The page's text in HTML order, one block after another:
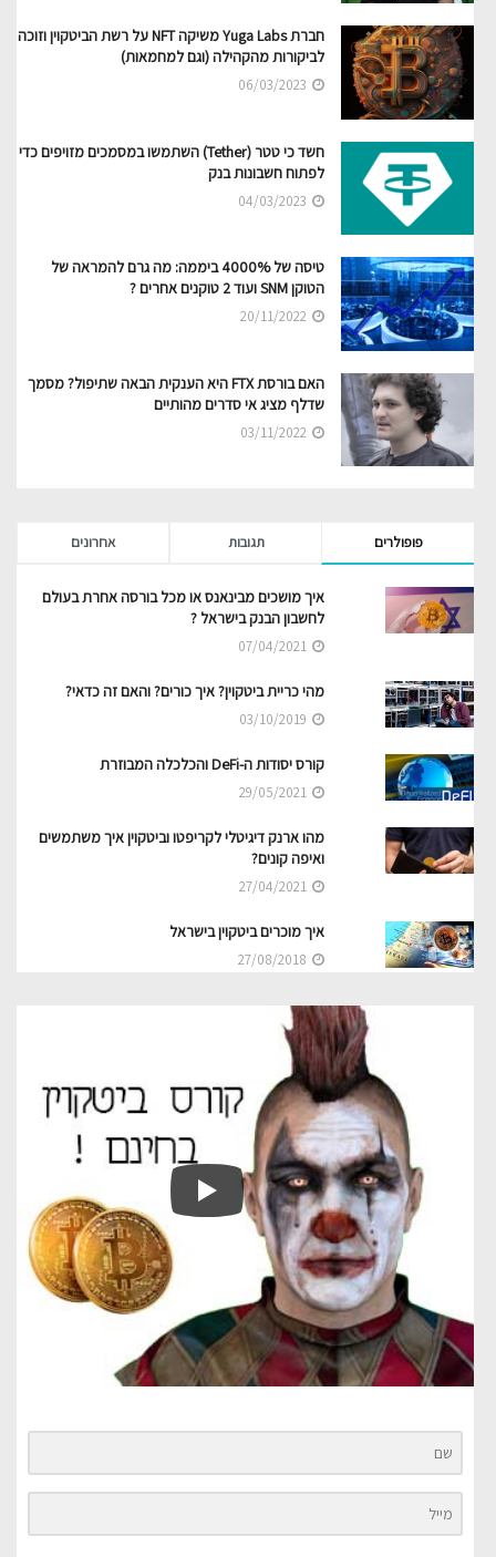
חברת Yuga Labs משיקה NFT על רשת הביטקוין וזוכה
לביקורות מהקהילה (וגם למחמאות)
חשד כי טטר (Tether) השתמשו במסמכים מזויפים כדי
לפתוח חשבונות בנק
טיסה של 4000% ביממה: מה גרם להמראה של
הטוקן SNM ועוד 2 טוקנים אחרים ?
האם בורסת FTX היא הענקית הבאה שתיפול? מסמך
שדלף מציג אי סדרים מהותיים
פופולרים תגובות אחרונים
איך מושכים מבינאנס או מכל בורסה אחרת בעולם
לחשבון הבנק בישראל ?
מהי כריית ביטקוין? איך כורים? והאם זה כדאי?
קורס יסודות ה-DeFi והכלכלה המבוזרת
מהו ארנק דיגיטלי לקריפטו וביטקוין איך משתמשים
ואיפה קונים?
איך מוכרים ביטקוין בישראל